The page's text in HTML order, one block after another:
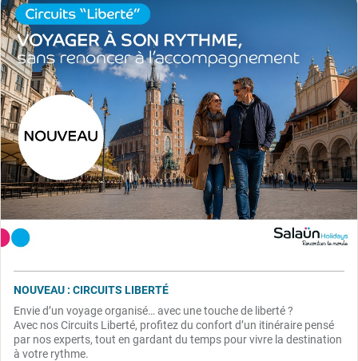
NOUVEAU : CIRCUITS LIBERTÉ
Envie d’un voyage organisé… avec une touche de liberté ?
Avec nos Circuits Liberté, profitez du confort d’un itinéraire pensé
par nos experts, tout en gardant du temps pour vivre la destination
à votre rythme.